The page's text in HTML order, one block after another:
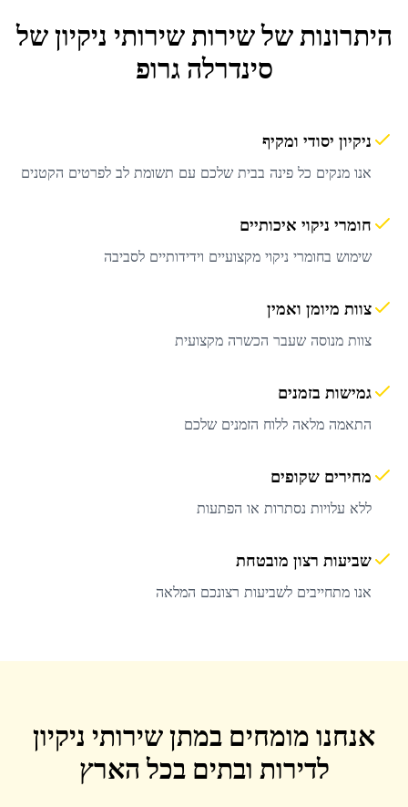
היתרונות של שירותשירותי ניקיוןשל
סינדרלה גרופ
ניקיון יסודי ומקיף
אנו מנקים כל פינה בבית שלכם עם תשומת לב לפרטים הקטנים
חומרי ניקוי איכותיים
שימוש בחומרי ניקוי מקצועיים וידידותיים לסביבה
צוות מיומן ואמין
צוות מנוסה שעבר הכשרה מקצועית
גמישות בזמנים
התאמה מלאה ללוח הזמנים שלכם
מחירים שקופים
ללא עלויות נסתרות או הפתעות
שביעות רצון מובטחת
אנו מתחייבים לשביעות רצונכם המלאה
אנחנו מומחים במתן שירותי ניקיון
לדירות ובתים בכל הארץ